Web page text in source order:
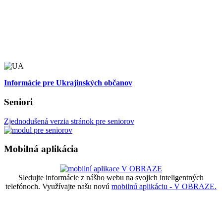
Informácie pre Ukrajinských občanov
Seniori
Zjednodušená verzia stránok pre seniorov
Mobilná aplikácia
Sledujte informácie z nášho webu na svojich inteligentných
telefónoch. Využívajte našu novú mobilnú aplikáciu - V OBRAZE.